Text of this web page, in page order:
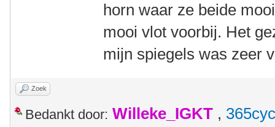
horn waar ze beide
mooi vlot voorbij. Het
mijn spiegels was zeer
Zoek
Bedankt door: Willeke_IGKT ,